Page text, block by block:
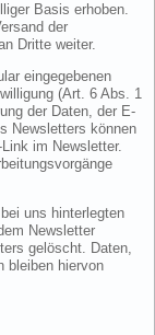
Basis erhoben.
der
Dritte weiter.
eingegebenen
(Art. 6 Abs. 1
der Daten, der E-
Newsletters können
im Newsletter.
uns hinterlegten
Newsletter
gelöscht. Daten,
bleiben hiervon